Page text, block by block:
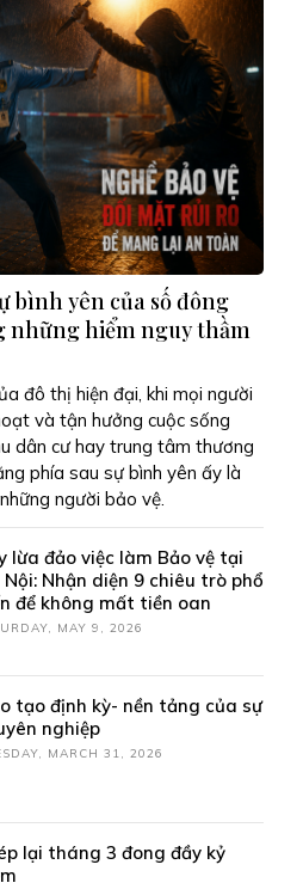
bình yên của số đông
những hiểm nguy thầm
đô thị hiện đại, khi mọi người
và tận hưởng cuộc sống
dân cư hay trung tâm thương
phía sau sự bình yên ấy là
người bảo vệ.
lừa đảo việc làm Bảo vệ tại
Nội: Nhận diện 9 chiêu trò phổ
để không mất tiền oan
MAY 9, 2026
tạo định kỳ- nền tảng của sự
nghiệp
MARCH 31, 2026
lại tháng 3 đong đầy kỷ